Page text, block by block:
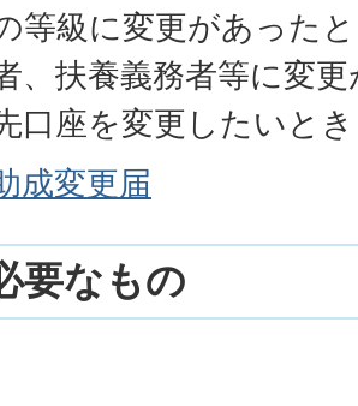
等級に変更があった
、扶養義務者等に変
口座を変更したいと
成変更届
要なもの